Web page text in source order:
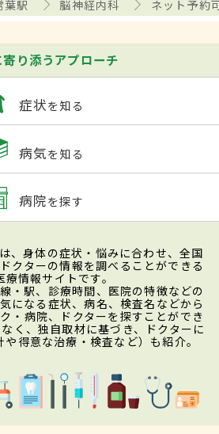
葉駅 脳神経内科 ネット予約
り添うアプローチ
症状を知る
病気を知る
病院を探す
、身体の症状・悩みに合わせ、全国
クターの情報を調べることができる
療情報サイトです。
・駅、診療時間、医院の特徴などの
になる症状、病名、検査名などから
・病院、ドクターを探すことができ
く、独自取材に基づき、ドクターに
得意な治療・検査など）も紹介。